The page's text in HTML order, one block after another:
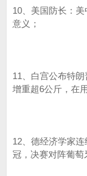
10、美国防长：
意义；
11、白宫公布特
增重超6公斤，在
12、德经济学家
冠，决赛对阵葡萄